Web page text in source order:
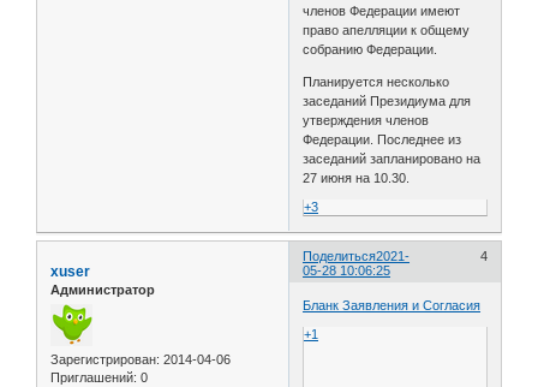
членов Федерации имеют
право апелляции к общему
собранию Федерации.
Планируется несколько
заседаний Президиума для
утверждения членов
Федерации. Последнее из
заседаний запланировано на
27 июня на 10.30.
+3
Поделиться 4
2021-
05-28 10:06:25
xuser
Администратор
Зарегистрирован: 2014-04-06
Приглашений: 0
Бланк Заявления и Согласия
+1